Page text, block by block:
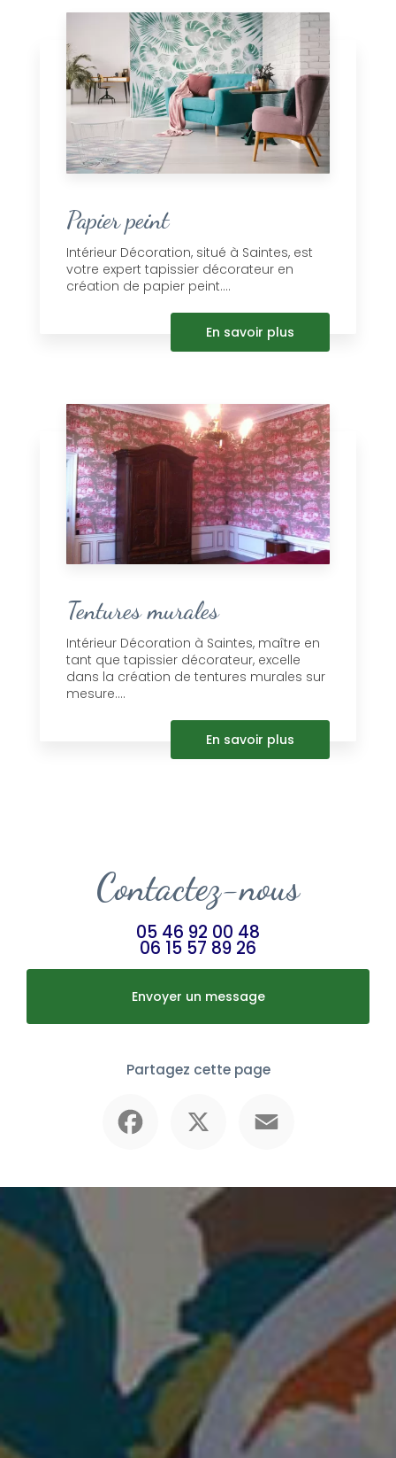
Papier peint
Intérieur Décoration, situé à Saintes, est
votre expert tapissier décorateur en
création de papier peint....
En savoir plus
Tentures murales
Intérieur Décoration à Saintes, maître en
tant que tapissier décorateur, excelle
dans la création de tentures murales sur
mesure....
En savoir plus
Contactez-nous
05 46 92 00 48
06 15 57 89 26
Envoyer un message
Partagez cette page